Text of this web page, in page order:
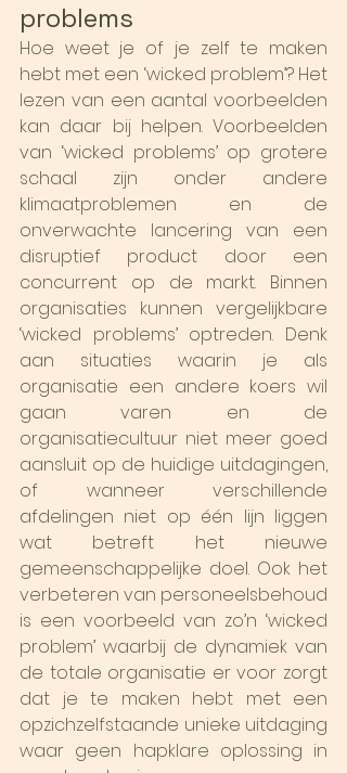
problems
Hoe weet je of je zelf te maken
hebt met een ‘wicked problem’? Het
lezen van een aantal voorbeelden
kan daar bij helpen. Voorbeelden
van ‘wicked problems’ op grotere
schaal zijn onder andere
klimaatproblemen en de
onverwachte lancering van een
disruptief product door een
concurrent op de markt. Binnen
organisaties kunnen vergelijkbare
‘wicked problems’ optreden. Denk
aan situaties waarin je als
organisatie een andere koers wil
gaan varen en de
organisatiecultuur niet meer goed
aansluit op de huidige uitdagingen,
of wanneer verschillende
afdelingen niet op één lijn liggen
wat betreft het nieuwe
gemeenschappelijke doel. Ook het
verbeteren van personeelsbehoud
is een voorbeeld van zo’n ‘wicked
problem’ waarbij de dynamiek van
de totale organisatie er voor zorgt
dat je te maken hebt met een
opzichzelfstaande unieke uitdaging
waar geen hapklare oplossing in